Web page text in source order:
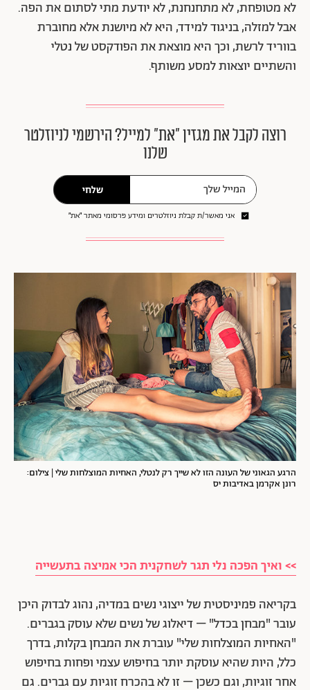
לא מטופחת, לא מתחנחנת, לא יודעת מתי לסתום את הפה.
אבל למזלה, בניגוד למידד, היא לא מיושנת אלא מחוברת
בווריד לרשת, וכך היא מוצאת את הפודקסט של נטלי
והשתיים יוצאות למסע משותף.
רוצה לקבל את מגזין ״את״ למייל? הירשמי לניוזלטר
שלנו
שלחי
אני מאשר/ת קבלת ניוזלטרים ומידע פרסומי מאתר ״את״
הרגע הגאוני של העונה הזו לא שייך רק לנטלי, האחיות המוצלחות שלי | צילום:
רונן אקרמן באדיבות יס
>> ואיך הפכה נלי תגר לשחקנית הכי אמיצה בתעשייה
בקריאה פמיניסטית של ייצוגי נשים במדיה, נהוג לבדוק היכן
עובר "מבחן בכדל" – דיאלוג של נשים שלא עוסק בגברים.
"האחיות המוצלחות שלי" עוברת את המבחן בקלות, בדרך
כלל, היות שהיא עוסקת יותר בחיפוש עצמי ופחות בחיפוש
אחר זוגיות, וגם כשכן – זו לא בהכרח זוגיות עם גברים. גם